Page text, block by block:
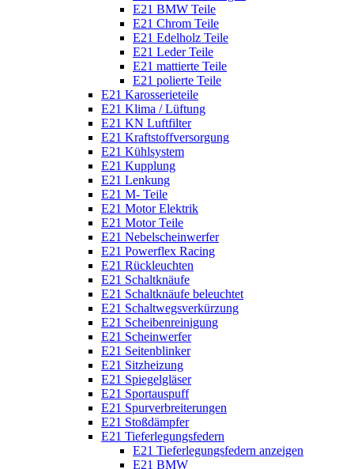
E21 BMW Teile
E21 Chrom Teile
E21 Edelholz Teile
E21 Leder Teile
E21 mattierte Teile
E21 polierte Teile
E21 Karosserieteile
E21 Klima / Lüftung
E21 KN Luftfilter
E21 Kraftstoffversorgung
E21 Kühlsystem
E21 Kupplung
E21 Lenkung
E21 M- Teile
E21 Motor Elektrik
E21 Motor Teile
E21 Nebelscheinwerfer
E21 Powerflex Racing
E21 Rückleuchten
E21 Schaltknäufe
E21 Schaltknäufe beleuchtet
E21 Schaltwegsverkürzung
E21 Scheibenreinigung
E21 Scheinwerfer
E21 Seitenblinker
E21 Sitzheizung
E21 Spiegelgläser
E21 Sportauspuff
E21 Spurverbreiterungen
E21 Stoßdämpfer
E21 Tieferlegungsfedern
E21 Tieferlegungsfedern anzeigen
E21 BMW